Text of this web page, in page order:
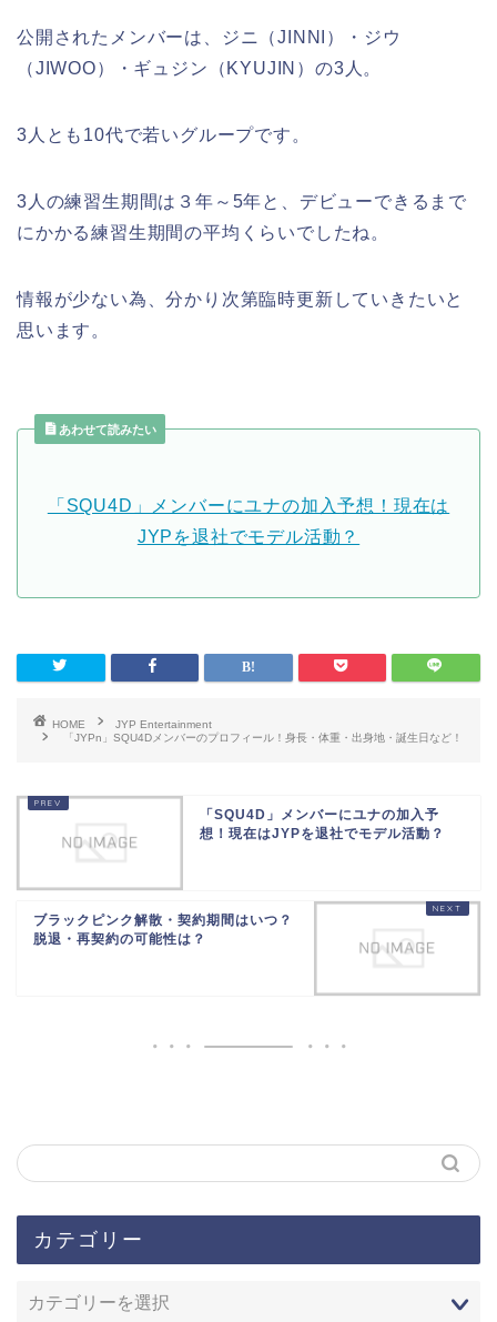
公開されたメンバーは、ジニ（JINNI）・ジウ
（JIWOO）・ ギュジン（KYUJIN）の3人。
3人とも10代で若いグループです。
3人の練習生期間は３年～5年と、デビューできるまで
にかかる練習生期間の平均くらいでしたね。
情報が少ない為、分かり次第臨時更新していきたいと
思います。
あわせて読みたい
「SQU4D」メンバーにユナの加入予想！現在は
JYPを退社でモデル活動？
HOME
JYP Entertainment
「JYPn」SQU4Dメンバーのプロフィール！身長・体重・出身地・誕生日など！
「SQU4D」メンバーにユナの加入予
想！現在はJYPを退社でモデル活動？
ブラックピンク解散・契約期間はいつ？
脱退・再契約の可能性は？
カテゴリー